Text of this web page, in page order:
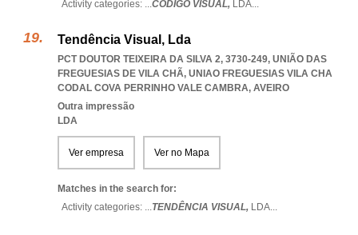
Activity categories: ...CÓDIGO VISUAL, LDA...
Tendência Visual, Lda
PCT DOUTOR TEIXEIRA DA SILVA 2, 3730-249, UNIÃO DAS
FREGUESIAS DE VILA CHÃ, UNIAO FREGUESIAS VILA CHA
CODAL COVA PERRINHO VALE CAMBRA, AVEIRO
Outra impressão
LDA
Ver empresa Ver no Mapa
Matches in the search for:
Activity categories: ...TENDÊNCIA VISUAL, LDA...